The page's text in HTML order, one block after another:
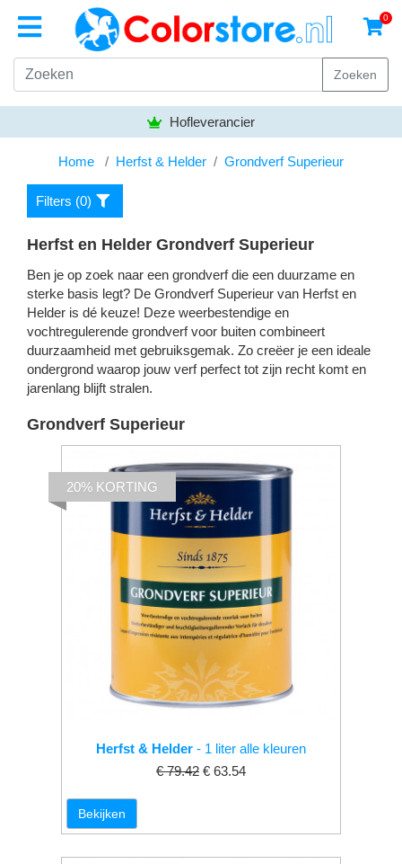
0
Zoeken
Hofleverancier
Home Herfst & Helder Grondverf Superieur
Filters (0)
Herfst en Helder Grondverf Superieur
Ben je op zoek naar een grondverf die een duurzame en
sterke basis legt? De Grondverf Superieur van Herfst en
Helder is dé keuze! Deze weerbestendige en
vochtregulerende grondverf voor buiten combineert
duurzaamheid met gebruiksgemak. Zo creëer je een ideale
ondergrond waarop jouw verf perfect tot zijn recht komt en
jarenlang blijft stralen.
Grondverf Superieur
Herfst & Helder - 1 liter alle kleuren
€ 79.42 € 63.54
20% KORTING
Bekijken